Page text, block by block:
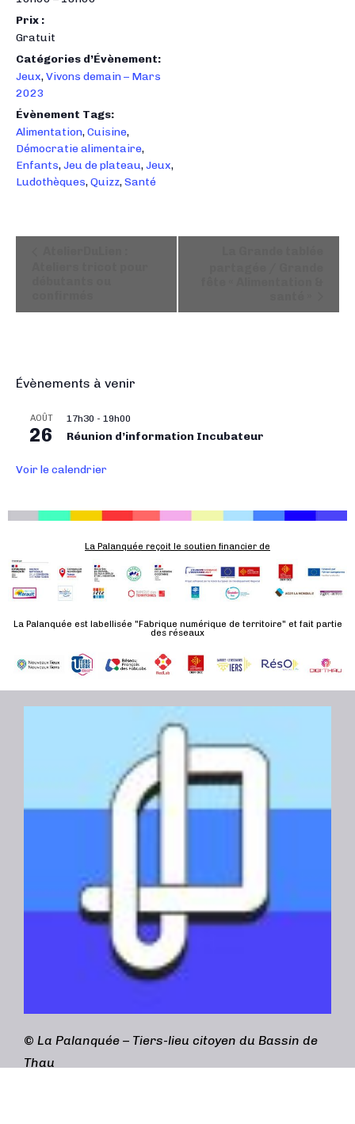
Prix :
Gratuit
Catégories d’Évènement:
Jeux,Vivons demain – Mars
2023
Évènement Tags:
Alimentation,Cuisine,
Démocratie alimentaire,
Enfants,Jeu de plateau,Jeux,
Ludothèques,Quizz,Santé
i
v
e
e
n
t
Évènements à venir
AOÛT
26
17h30 - 19h00
Réunion d’information Incubateur
Voir le calendrier
La Palanquée reçoit le soutien financier de
La Palanquée est labellisée "Fabrique numérique de territoire" et fait partie
des réseaux
© La Palanquée – Tiers-lieu citoyen du Bassin de
Thau